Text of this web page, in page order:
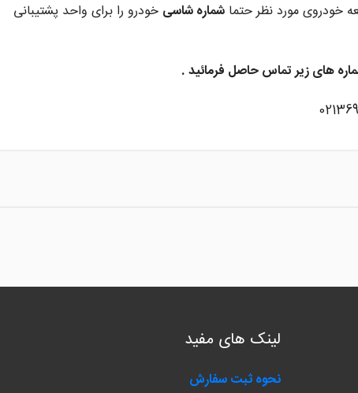
خودروی مورد نظر حتما شماره شاسی خودرو را برای واحد پشتیبانی
های زیر تماس حاصل فرمائید .
لینک های مفید
نحوه ثبت سفارش